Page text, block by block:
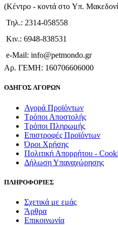
(Kέντρο - κοντά στο Yπ.
Τηλ.: 2314-058558
Κιν.: 6948-838531
e-Mail: info@petmondo.gr
Aρ. ΓΕΜΗ: 160706606000
ΟΔΗΓΟΣ ΑΓΟΡΩΝ
Αγορά Προϊόντων
Τρόποι Αποστολής
Τρόποι Πληρωμής
Επιστροφές Προϊόντων
Όροι Χρήσης
Πολιτική Απορρήτου -
Δήλωση Υπαναχώρησης
ΠΛΗΡΟΦΟΡΙΕΣ
Σχετικά με εμάς
Άρθρα
Επικοινωνία